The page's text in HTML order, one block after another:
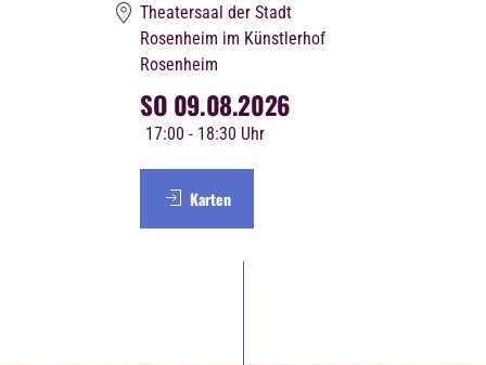
Theatersaal der Stadt
Rosenheim im Künstlerhof
Rosenheim
SO 09.08.2026
17:00 - 18:30 Uhr
Karten